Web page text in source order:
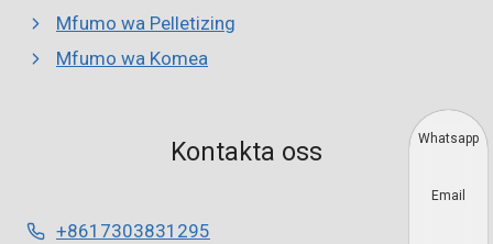
Mfumo wa Pelletizing
Mfumo wa Komea
Kontakta oss
+8617303831295
Whatsapp
Email